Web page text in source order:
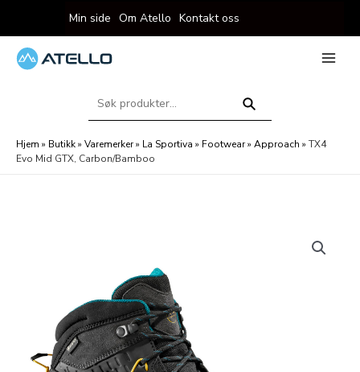
til
innholdet
Min side Om Atello Kontakt oss
Søk
Hjem » Butikk» Varemerker» La Sportiva » Footwear» Approach » TX4
Evo Mid GTX, Carbon/Bamboo